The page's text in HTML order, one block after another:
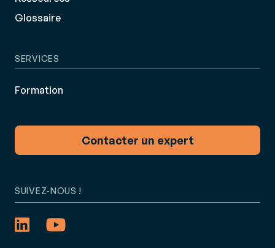
Glossaire
SERVICES
Formation
Contacter un expert
SUIVEZ-NOUS !